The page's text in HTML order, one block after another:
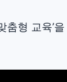
춤형 교육’